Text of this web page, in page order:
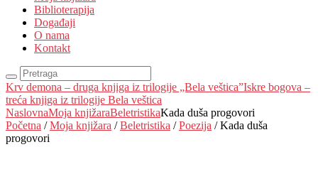
Biblioterapija
Događaji
O nama
Kontakt
Krv demona – druga knjiga iz trilogije „Bela veštica”Iskre bogova –
treća knjiga iz trilogije Bela veštica
NaslovnaMoja knjižaraBeletristikaKada duša progovori
Početna /Moja knjižara /Beletristika /Poezija / Kada duša
progovori